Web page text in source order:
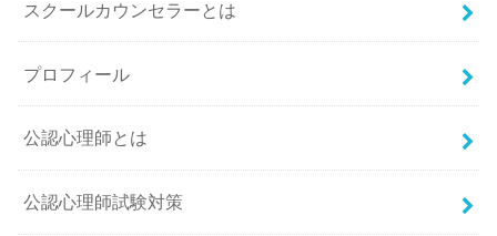
スクールカウンセラーとは
プロフィール
公認心理師とは
公認心理師試験対策